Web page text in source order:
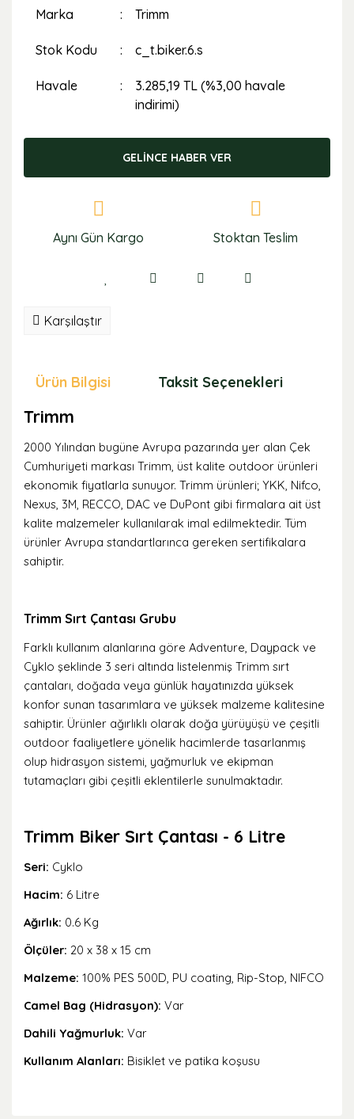
Marka Trimm
Stok Kodu c_t.biker.6.s
Havale
3.285,19 TL (%3,00 havale
indirimi)
GELİNCE HABER VER
Aynı Gün Kargo Stoktan Teslim
Karşılaştır
Ürün Bilgisi Taksit Seçenekleri
Trimm
2000 Yılından bugüne Avrupa pazarında yer alan Çek
Cumhuriyeti markası Trimm, üst kalite outdoor ürünleri
ekonomik fiyatlarla sunuyor. Trimm ürünleri; YKK, Nifco,
Nexus, 3M, RECCO, DAC ve DuPont gibi firmalara ait üst
kalite malzemeler kullanılarak imal edilmektedir. Tüm
ürünler Avrupa standartlarınca gereken sertifikalara
sahiptir.
Trimm Sırt Çantası Grubu
Farklı kullanım alanlarına göre Adventure, Daypack ve
Cyklo şeklinde 3 seri altında listelenmiş Trimm sırt
çantaları, doğada veya günlük hayatınızda yüksek
konfor sunan tasarımlara ve yüksek malzeme kalitesine
sahiptir. Ürünler ağırlıklı olarak doğa yürüyüşü ve çeşitli
outdoor faaliyetlere yönelik hacimlerde tasarlanmış
olup hidrasyon sistemi, yağmurluk ve ekipman
tutamaçları gibi çeşitli eklentilerle sunulmaktadır.
Trimm Biker Sırt Çantası - 6 Litre
Seri: Cyklo
Hacim: 6 Litre
Ağırlık: 0.6 Kg
Ölçüler: 20 x 38 x 15 cm
Malzeme: 100% PES 500D, PU coating, Rip-Stop, NIFCO
Camel Bag (Hidrasyon): Var
Dahili Yağmurluk: Var
Kullanım Alanları: Bisiklet ve patika koşusu